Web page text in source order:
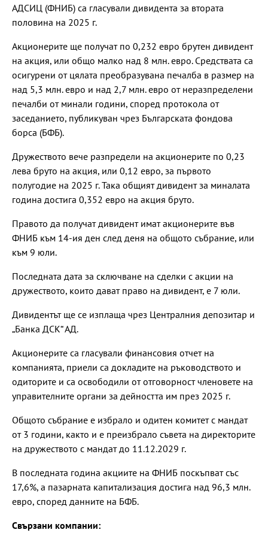
АДСИЦ (ФНИБ) са гласували дивидента за втората
половина на 2025 г.
Акционерите ще получат по 0,232 евро брутен дивидент
на акция, или общо малко над 8 млн. евро. Средствата са
осигурени от цялата преобразувана печалба в размер на
над 5,3 млн. евро и над 2,7 млн. евро от неразпределени
печалби от минали години, според протокола от
заседанието, публикуван чрез Българската фондова
борса (БФБ).
Дружеството вече разпредели на акционерите по 0,23
лева бруто на акция, или 0,12 евро, за първото
полугодие на 2025 г. Така общият дивидент за миналата
година достига 0,352 евро на акция бруто.
Правото да получат дивидент имат акционерите във
ФНИБ към 14-ия ден след деня на общото събрание, или
към 9 юли.
Последната дата за сключване на сделки с акции на
дружеството, които дават право на дивидент, е 7 юли.
Дивидентът ще се изплаща чрез Централния депозитар и
„Банка ДСК“ АД.
Акционерите са гласували финансовия отчет на
компанията, приели са докладите на ръководството и
одиторите и са освободили от отговорност членовете на
управителните органи за дейността им през 2025 г.
Общото събрание е избрало и одитен комитет с мандат
от 3 години, както и е преизбрало съвета на директорите
на дружеството с мандат до 11.12.2029 г.
В последната година акциите на ФНИБ поскъпват със
17,6%, а пазарната капитализация достига над 96,3 млн.
евро, според данните на БФБ.
Свързани компании: